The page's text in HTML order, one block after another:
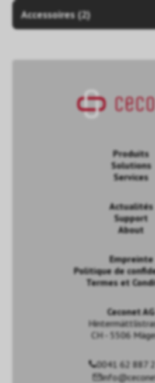
Accessoires (2)
Produits
Solutions
Services
Actualités
Support
About
Empreinte
Politique de
Termes et
Ceconet AG
CH - 5506
0041 62 887